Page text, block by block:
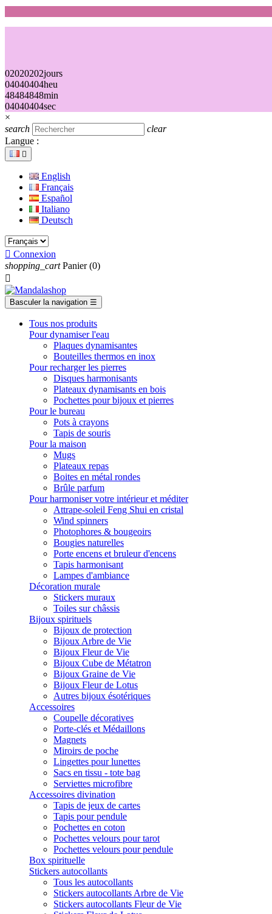
02020202jours
04040404heu
48484848min
04040404sec
×
search
clear
Langue :

English
Français
Español
Italiano
Deutsch
 Connexion
shopping_cart Panier (0)

Basculer la navigation ☰
Tous nos produits
Pour dynamiser l'eau
Plaques dynamisantes
Bouteilles thermos en inox
Pour recharger les pierres
Disques harmonisants
Plateaux dynamisants en bois
Pochettes pour bijoux et pierres
Pour le bureau
Pots à crayons
Tapis de souris
Pour la maison
Mugs
Plateaux repas
Boites en métal rondes
Brûle parfum
Pour harmoniser votre intérieur et méditer
Attrape-soleil Feng Shui en cristal
Wind spinners
Photophores & bougeoirs
Bougies naturelles
Porte encens et bruleur d'encens
Tapis harmonisant
Lampes d'ambiance
Décoration murale
Stickers muraux
Toiles sur châssis
Bijoux spirituels
Bijoux de protection
Bijoux Arbre de Vie
Bijoux Fleur de Vie
Bijoux Cube de Métatron
Bijoux Graine de Vie
Bijoux Fleur de Lotus
Autres bijoux ésotériques
Accessoires
Coupelle décoratives
Porte-clés et Médaillons
Magnets
Miroirs de poche
Lingettes pour lunettes
Sacs en tissu - tote bag
Serviettes microfibre
Accessoires divination
Tapis de jeux de cartes
Tapis pour pendule
Pochettes en coton
Pochettes velours pour tarot
Pochettes velours pour pendule
Box spirituelle
Stickers autocollants
Tous les autocollants
Stickers autocollants Arbre de Vie
Stickers autocollants Fleur de Vie